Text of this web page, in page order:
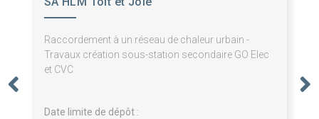
Raccordement à un réseau de chaleur urbain -
Travaux création sous-station secondaire GO Elec
et CVC
Date limite de dépôt :